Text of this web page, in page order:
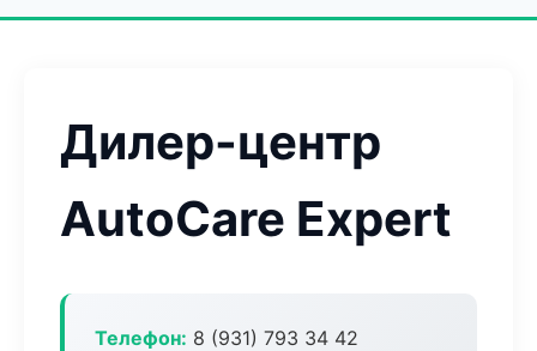
Дилер-центр
AutoCare Expert
Телефон: 8 (931) 793 34 42